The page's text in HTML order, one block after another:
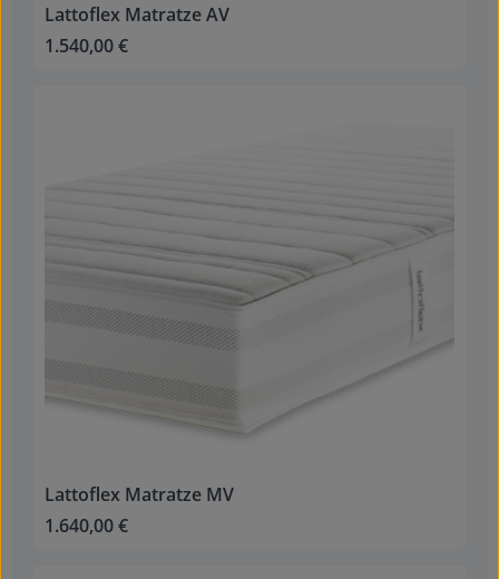
Lattoflex Matratze AV
Regulärer Preis:
1.540,00 €
Lattoflex Matratze MV
Regulärer Preis:
1.640,00 €